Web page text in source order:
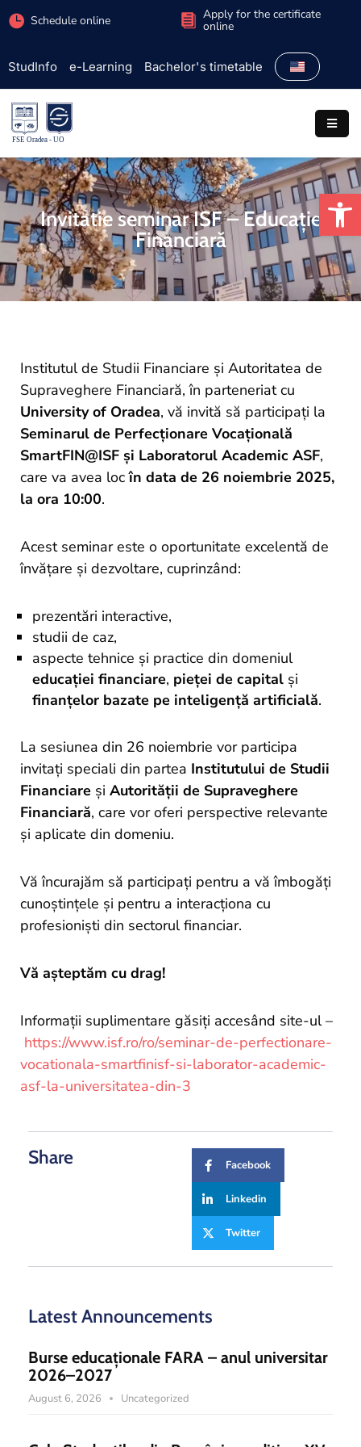
Schedule online Apply for the certificate
online
StudInfo e-Learning Bachelor's timetable
Faculty
Admission
Study
programs
Students
Research
International
and
Projects
Invitatie seminar ISF – Educație
Financiară
Institutul de Studii Financiare și Autoritatea de
Supraveghere Financiară, în parteneriat cu
University of Oradea, vă invită să participați la
Seminarul de Perfecționare Vocațională
SmartFIN@ISF și Laboratorul Academic ASF,
care va avea locîn data de 26 noiembrie 2025,
la ora 10:00.
Acest seminar este o oportunitate excelentă de
învățare și dezvoltare, cuprinzând:
prezentări interactive,
studii de caz,
aspecte tehnice și practice din domeniul
educației financiare, pieței de capital și
finanțelor bazate pe inteligență artificială.
La sesiunea din 26 noiembrie vor participa
invitați speciali din partea Institutului de Studii
Financiare și Autorității de Supraveghere
Financiară, care vor oferi perspective relevante
și aplicate din domeniu.
Vă încurajăm să participați pentru a vă îmbogăți
cunoștințele și pentru a interacționa cu
profesioniști din sectorul financiar.
Vă așteptăm cu drag!
Informații suplimentare găsiți accesând site-ul –
https://www.isf.ro/ro/seminar-de-perfectionare-
vocationala-smartfinisf-si-laborator-academic-
asf-la-universitatea-din-3
Share Facebook
Linkedin
Twitter
Latest Announcements
Burse educaționale FARA – anul universitar
2026–2027
August 6, 2026 Uncategorized